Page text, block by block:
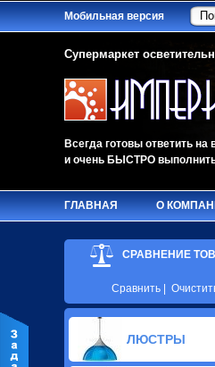
Мобильная версия
Супермаркет
Всегда готовы ответить
и очень БЫСТРО
ГЛАВНАЯ О
СРАВНЕНИЕ
Сравнить
ЛЮСТРЫ